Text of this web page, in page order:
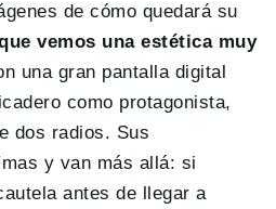
de cómo quedará su
vemos una estética muy
una gran pantalla digital
como protagonista,
dos radios. Sus
y van más allá: si
antes de llegar a